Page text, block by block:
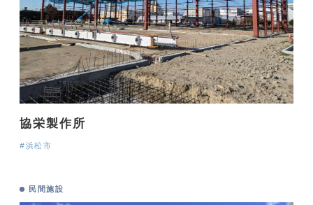
協栄製作所
#浜松市
民間施設